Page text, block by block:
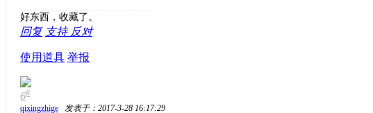
好东西，收藏了。
回复 支持 反对
使用道具 举报
6#
qixingzhige 发表于：2017-3-28 16:17:29